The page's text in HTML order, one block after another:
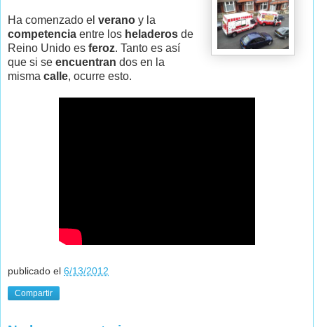
Ha comenzado el verano y la
competencia entre los heladeros de
Reino Unido es feroz. Tanto es así
que si se encuentran dos en la
misma calle, ocurre esto.
publicado el 6/13/2012
Compartir